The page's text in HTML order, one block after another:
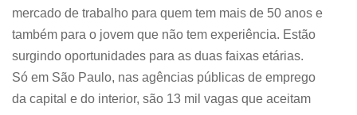
mercado de trabalho para quem tem mais de 50 anos e
também para o jovem que não tem experiência. Estão
surgindo oportunidades para as duas faixas etárias.
Só em São Paulo, nas agências públicas de emprego
da capital e do interior, são 13 mil vagas que aceitam